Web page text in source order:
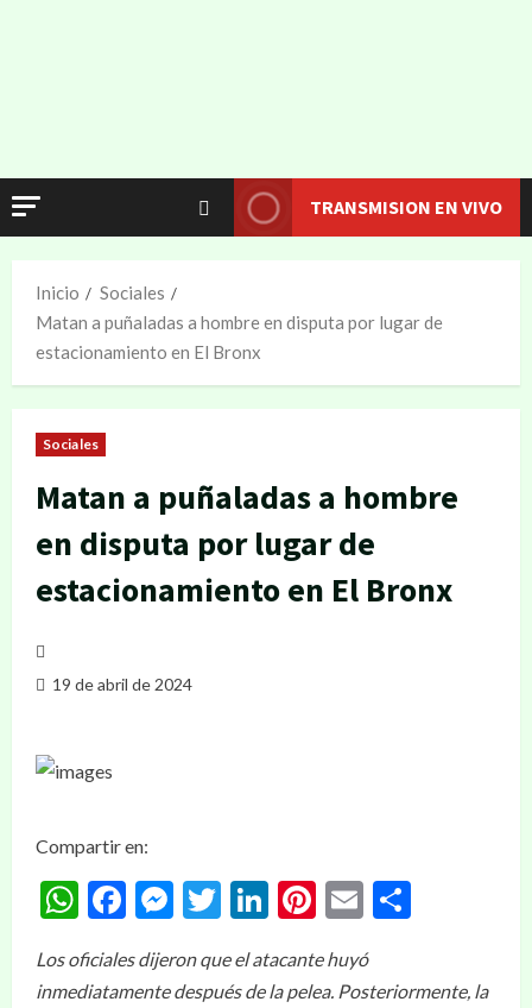
TRANSMISION EN VIVO
Inicio
Sociales
Matan a puñaladas a hombre en disputa por lugar de
estacionamiento en El Bronx
Sociales
Matan a puñaladas a hombre
en disputa por lugar de
estacionamiento en El Bronx
19 de abril de 2024
Compartir en:
WhatsApp
Facebook
Messenger
Twitter
LinkedIn
Pinterest
Email
Los oficiales dijeron que el atacante huyó
inmediatamente después de la pelea. Posteriormente, la